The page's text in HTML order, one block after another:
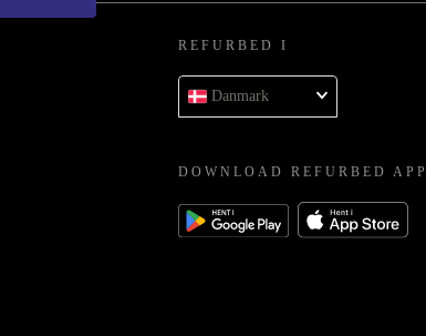
REFURBED I
Danmark
DOWNLOAD REFURBED